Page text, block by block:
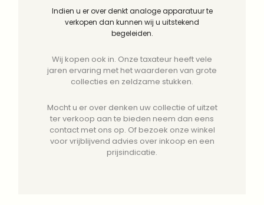
Indien u er over denkt analoge apparatuur te
verkopen dan kunnen wij u uitstekend
begeleiden.
Wij kopen ook in. Onze taxateur heeft vele
jaren ervaring met het waarderen van grote
collecties en zeldzame stukken.
Mocht u er over denken uw collectie of uitzet
ter verkoop aan te bieden neem dan eens
contact met ons op. Of bezoek onze winkel
voor vrijblijvend advies over inkoop en een
prijsindicatie.